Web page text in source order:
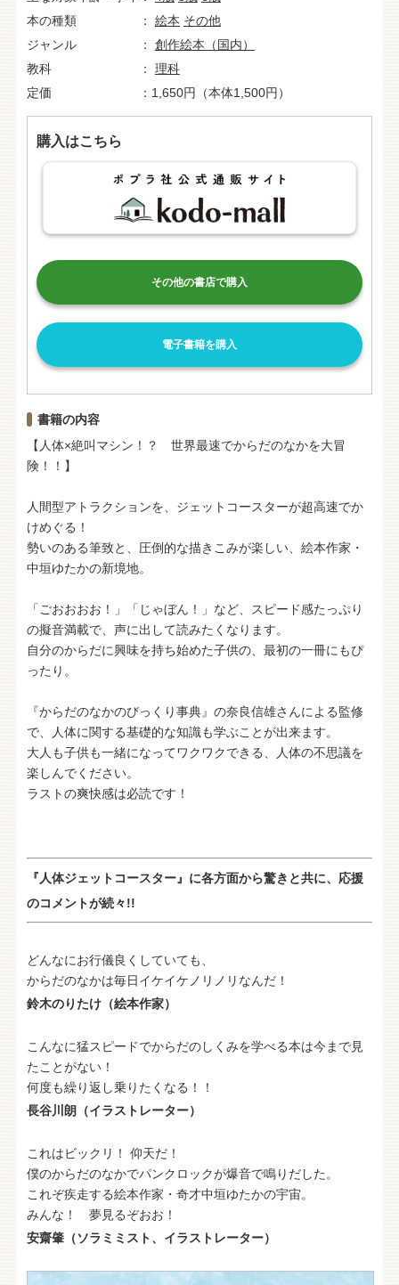
本の種類
絵本 その他
ジャンル
創作絵本（国内）
教科
理科
定価
1,650円（本体1,500円）
購入はこちら
その他の書店で購入
電子書籍を購入
書籍の内容
【人体×絶叫マシン！？ 世界最速でからだのなかを大冒
険！！】
人間型アトラクションを、ジェットコースターが超高速でか
けめぐる！
勢いのある筆致と、圧倒的な描きこみが楽しい、絵本作家・
中垣ゆたかの新境地。
「ごおおおお！」「じゃぼん！」など、スピード感たっぷり
の擬音満載で、声に出して読みたくなります。
自分のからだに興味を持ち始めた子供の、最初の一冊にもぴ
ったり。
『からだのなかのびっくり事典』の奈良信雄さんによる監修
で、人体に関する基礎的な知識も学ぶことが出来ます。
大人も子供も一緒になってワクワクできる、人体の不思議を
楽しんでください。
ラストの爽快感は必読です！
『人体ジェットコースター』に各方面から驚きと共に、応援
のコメントが続々!!
どんなにお行儀良くしていても、
からだのなかは毎日イケイケノリノリなんだ！
鈴木のりたけ（絵本作家）
こんなに猛スピードでからだのしくみを学べる本は今まで見
たことがない！
何度も繰り返し乗りたくなる！！
長谷川朗（イラストレーター）
これはビックリ！ 仰天だ！
僕のからだのなかでパンクロックが爆音で鳴りだした。
これぞ疾走する絵本作家・奇才中垣ゆたかの宇宙。
みんな！ 夢見るぞおお！
安齋肇（ソラミミスト、イラストレーター）